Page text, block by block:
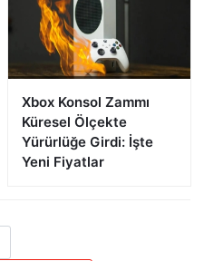
Xbox Konsol Zammı
Küresel Ölçekte
Yürürlüğe Girdi: İşte
Yeni Fiyatlar